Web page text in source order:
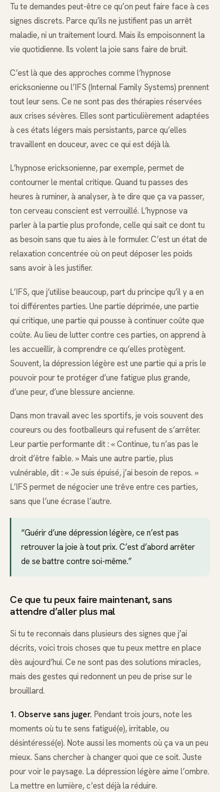
Tu te demandes peut-être ce qu’on peut faire face à ces
signes discrets. Parce qu’ils ne justifient pas un arrêt
maladie, ni un traitement lourd. Mais ils empoisonnent la
vie quotidienne. Ils volent la joie sans faire de bruit.
C’est là que des approches comme l’hypnose
ericksonienne ou l’IFS (Internal Family Systems) prennent
tout leur sens. Ce ne sont pas des thérapies réservées
aux crises sévères. Elles sont particulièrement adaptées
à ces états légers mais persistants, parce qu’elles
travaillent en douceur, avec ce qui est déjà là.
L’hypnose ericksonienne, par exemple, permet de
contourner le mental critique. Quand tu passes des
heures à ruminer, à analyser, à te dire que ça va passer,
ton cerveau conscient est verrouillé. L’hypnose va
parler à la partie plus profonde, celle qui sait ce dont tu
as besoin sans que tu aies à le formuler. C’est un état de
relaxation concentrée où on peut déposer les poids
sans avoir à les justifier.
L’IFS, que j’utilise beaucoup, part du principe qu’il y a en
toi différentes parties. Une partie déprimée, une partie
qui critique, une partie qui pousse à continuer coûte que
coûte. Au lieu de lutter contre ces parties, on apprend à
les accueillir, à comprendre ce qu’elles protègent.
Souvent, la dépression légère est une partie qui a pris le
pouvoir pour te protéger d’une fatigue plus grande,
d’une peur, d’une blessure ancienne.
Dans mon travail avec les sportifs, je vois souvent des
coureurs ou des footballeurs qui refusent de s’arrêter.
Leur partie performante dit : « Continue, tu n’as pas le
droit d’être faible. » Mais une autre partie, plus
vulnérable, dit : « Je suis épuisé, j’ai besoin de repos. »
L’IFS permet de négocier une trêve entre ces parties,
sans que l’une écrase l’autre.
“Guérir d’une dépression légère, ce n’est pas
retrouver la joie à tout prix. C’est d’abord arrêter
de se battre contre soi-même.”
Ce que tu peux faire maintenant, sans
attendre d’aller plus mal
Si tu te reconnais dans plusieurs des signes que j’ai
décrits, voici trois choses que tu peux mettre en place
dès aujourd’hui. Ce ne sont pas des solutions miracles,
mais des gestes qui redonnent un peu de prise sur le
brouillard.
1. Observe sans juger. Pendant trois jours, note les
moments où tu te sens fatigué(e), irritable, ou
désintéressé(e). Note aussi les moments où ça va un peu
mieux. Sans chercher à changer quoi que ce soit. Juste
pour voir le paysage. La dépression légère aime l’ombre.
La mettre en lumière, c’est déjà la réduire.